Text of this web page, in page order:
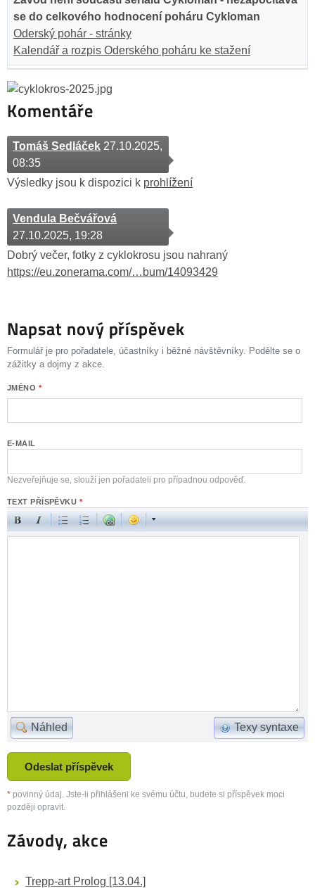
se do celkového hodnocení poháru Cykloman
Oderský pohár - stránky
Kalendář a rozpis Oderského poháru ke stažení
Komentáře
Tomáš Sedláček 27.10.2025,
08:35
Výsledky jsou k dispozici k prohlížení
Vendula Bečvářová
27.10.2025, 19:28
Dobrý večer, fotky z cyklokrosu jsou nahraný
https://eu.zonerama.com/…bum/14093429
Napsat nový příspěvek
Formulář je pro pořadatele, účastníky i běžné návštěvníky. Podělte se o
zážitky a dojmy z akce.
JMÉNO *
E-MAIL
Nezveřejňuje se, slouží jen pořadateli pro případnou odpověď.
TEXT PŘÍSPĚVKU *
Náhled Texy syntaxe
* povinný údaj. Jste-li přihlášeni ke svému účtu, budete si příspěvek moci
později opravit.
Závody, akce
Trepp-art Prolog [13.04.]